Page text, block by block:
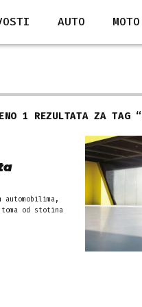
AUTO MOTO
1 REZULTATA ZA TAG “
automobilima,
od stotina